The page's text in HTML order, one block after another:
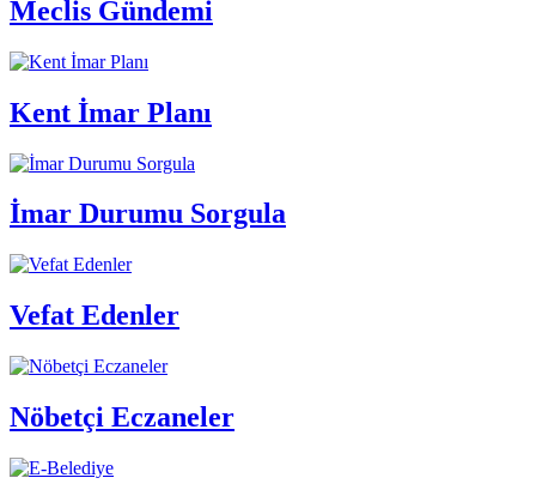
Meclis Gündemi
Kent İmar Planı
İmar Durumu Sorgula
Vefat Edenler
Nöbetçi Eczaneler